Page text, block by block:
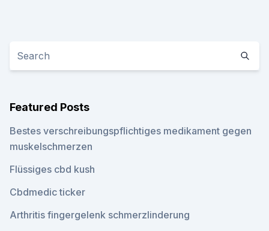
Featured Posts
Bestes verschreibungspflichtiges medikament gegen
muskelschmerzen
Flüssiges cbd kush
Cbdmedic ticker
Arthritis fingergelenk schmerzlinderung